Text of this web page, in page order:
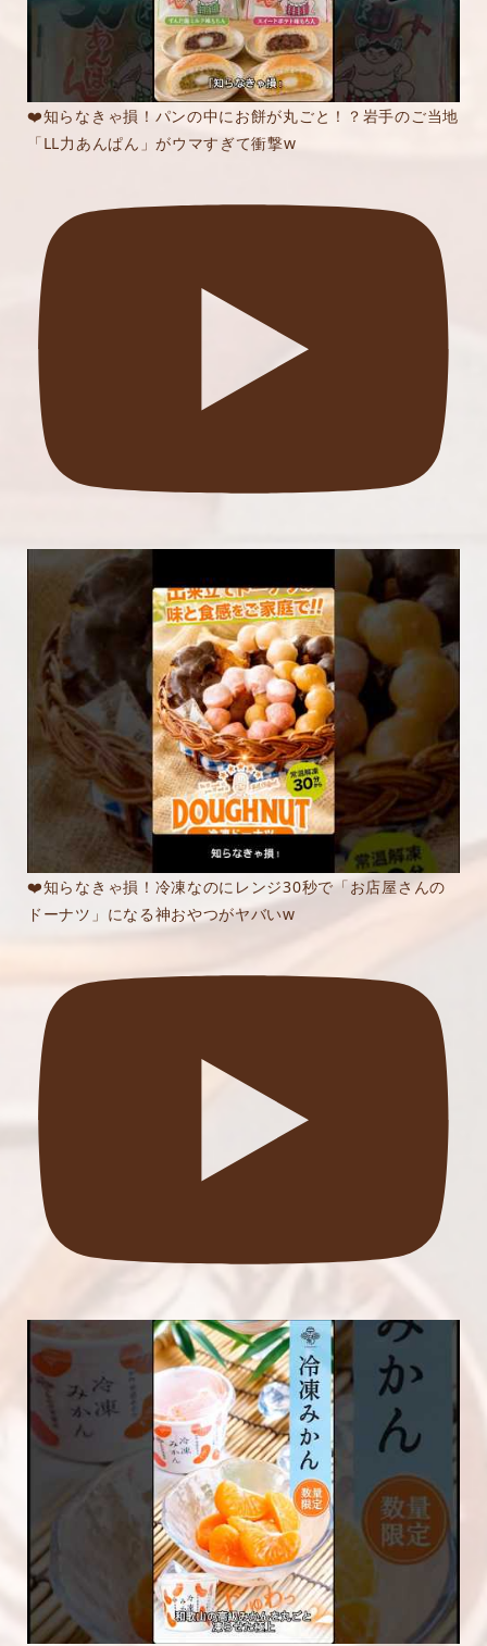
❤️知らなきゃ損！パンの中にお餅が丸ごと！？岩手のご当地
「LL力あんぱん」がウマすぎて衝撃w
❤️知らなきゃ損！冷凍なのにレンジ30秒で「お店屋さんの
ドーナツ」になる神おやつがヤバいw